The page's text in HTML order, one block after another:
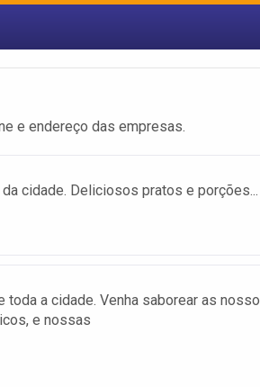
e endereço das empresas.
cidade. Deliciosos pratos e porções...
toda a cidade. Venha saborear as
e nossas